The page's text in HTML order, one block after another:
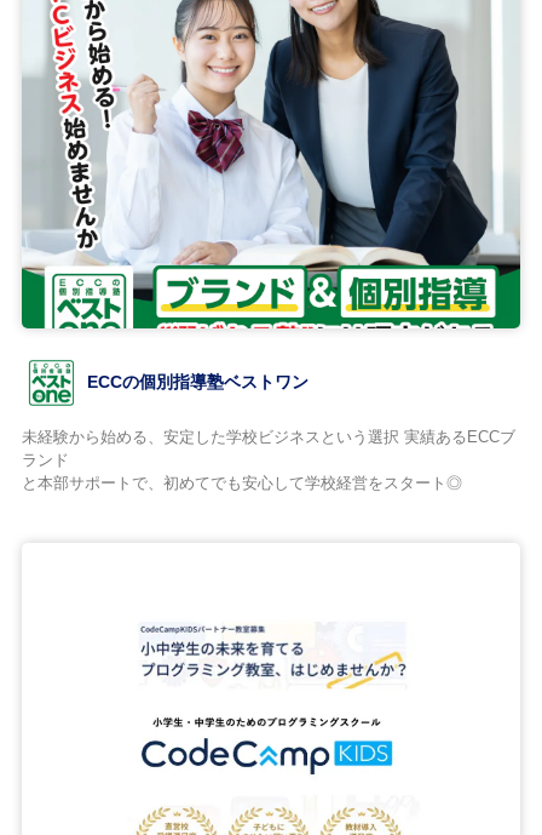
ECCの個別指導塾ベストワン
未経験から始める、安定した学校ビジネスという選択 実績あるECCブ
ランド
と本部サポートで、初めてでも安心して学校経営をスタート◎